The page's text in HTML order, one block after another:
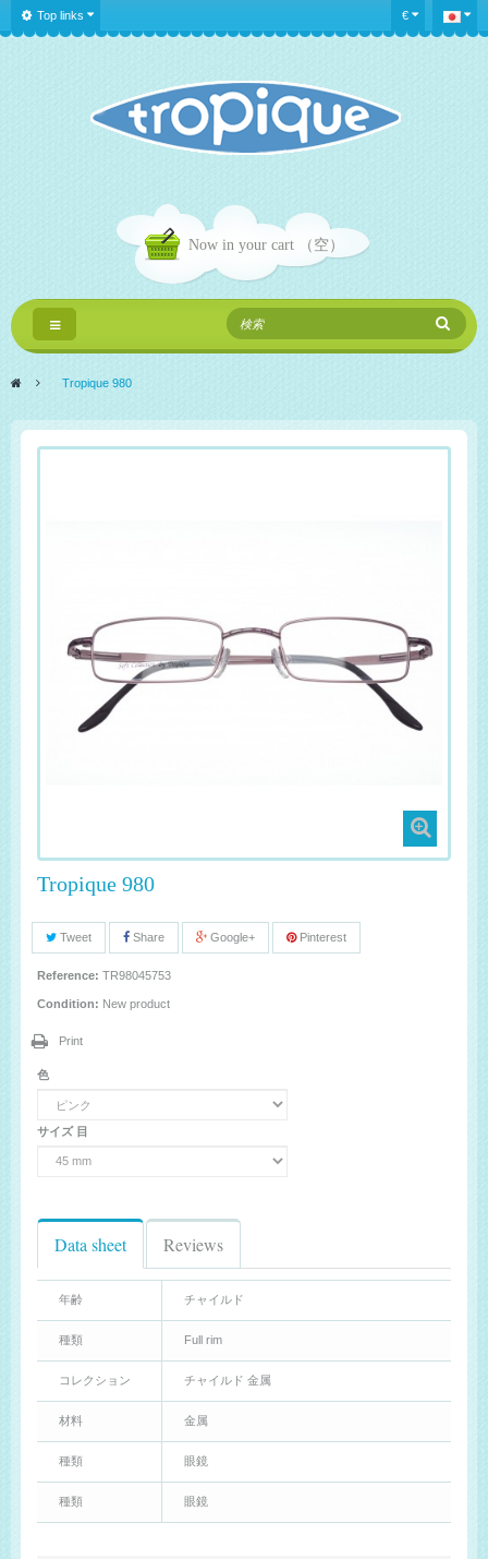
€
Top links
Now in your cart （空）
Toggle
navigation
> Tropique 980
Tropique 980
Tweet Share Google+ Pinterest
Reference: TR98045753
Condition: New product
Print
色
サイズ 目
Data sheet Reviews
年齢 チャイルド
種類 Full rim
コレクション チャイルド 金属
材料 金属
種類 眼鏡
種類 眼鏡